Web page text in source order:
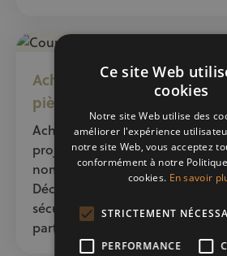
Acheter en couple :
pièges ?
Acheter un bien immobilier en
projet de vie important, mais il
nombreux pièges juridiques et
Découvrez les points essentiels
sécuriser votre achat et protéger
partenaire.
Ce site Web
cookies
Notre site Web utilise des
améliorer l'expérience
notre site Web, vous acceptez
conformément à notre
cookies. En savoir
STRICTEMENT
PERFORMANCE